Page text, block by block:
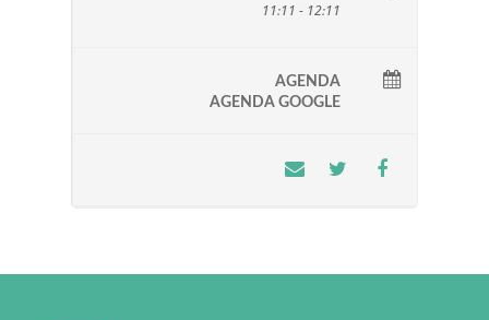
11:11 - 12:11
AGENDA
AGENDA GOOGLE